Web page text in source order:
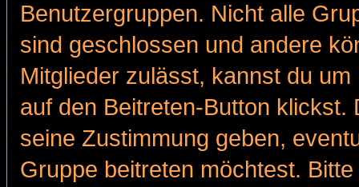
Benutzergruppen. Nicht alle
sind geschlossen und andere
Mitglieder zulässt, kannst du
auf den Beitreten-Button
seine Zustimmung geben,
Gruppe beitreten möchtest.